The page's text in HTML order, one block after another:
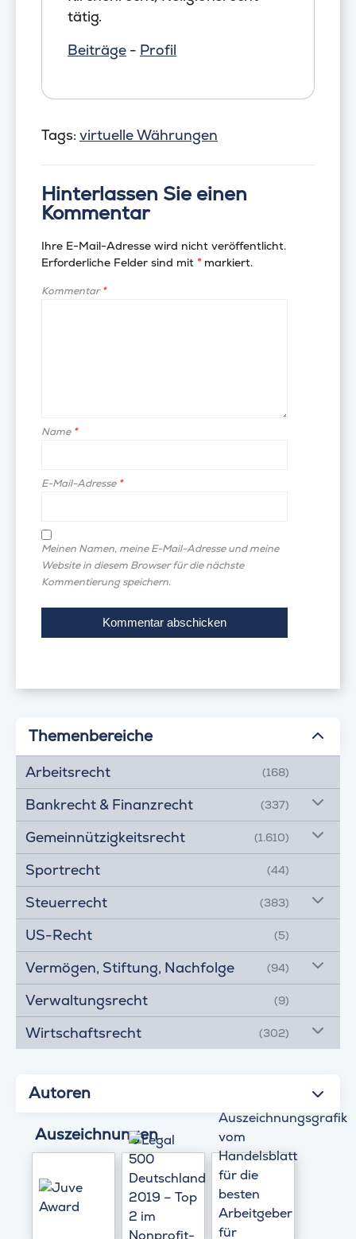
tätig.
Beiträge - Profil
Tags: virtuelle Währungen
Hinterlassen Sie einen
Kommentar
Ihre E-Mail-Adresse wird nicht veröffentlicht.
Erforderliche Felder sind mit *markiert.
Kommentar*
Name *
E-Mail-Adresse *
Meinen Namen, meine E-Mail-Adresse und meine
Website in diesem Browser für die nächste
Kommentierung speichern.
Themenbereiche
Arbeitsrecht (168)
Bankrecht & Finanzrecht (337)
Gemeinnützigkeitsrecht (1.610)
Sportrecht (44)
Steuerrecht (383)
US-Recht (5)
Vermögen, Stiftung, Nachfolge (94)
Verwaltungsrecht (9)
Wirtschaftsrecht (302)
Autoren
Auszeichnungen